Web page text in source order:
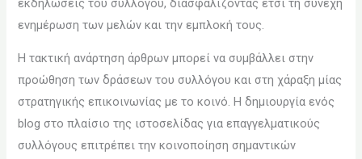
εκδηλώσεις του συλλόγου, διασφαλίζοντας έτσι τη συνεχή
ενημέρωση των μελών και την εμπλοκή τους.
Η τακτική ανάρτηση άρθρων μπορεί να συμβάλλει στην
προώθηση των δράσεων του συλλόγου και στη χάραξη μίας
στρατηγικής επικοινωνίας με το κοινό. Η δημιουργία ενός
blog στο πλαίσιο της ιστοσελίδας για επαγγελματικούς
συλλόγους επιτρέπει την κοινοποίηση σημαντικών